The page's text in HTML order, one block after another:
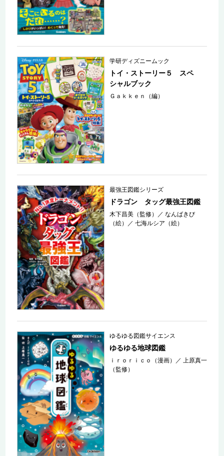
学研ディズニームック
トイ・ストーリー５ スペ
シャルブック
Ｇａｋｋｅｎ（編）
最強王図鑑シリーズ
ドラゴン タッグ最強王図鑑
木下昌美（監修） ／なんばきび
（絵）
／七海ルシア（絵）
ゆるゆる図鑑サイエンス
ゆるゆる地球図鑑
ｉｒｏｒｉｃｏ（漫画） ／上原真一
（監修）